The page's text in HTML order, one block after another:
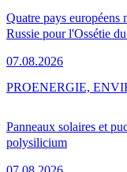
Quatre pays européens
Russie pour l'Ossétie
07.08.2026
Panneaux solaires et
polysilicium
PROENERGIE,